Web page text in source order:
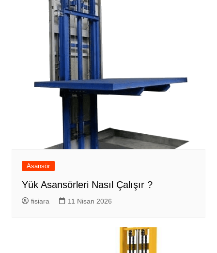
Asansör
Yük Asansörleri Nasıl Çalışır ?
fisiara 11 Nisan 2026